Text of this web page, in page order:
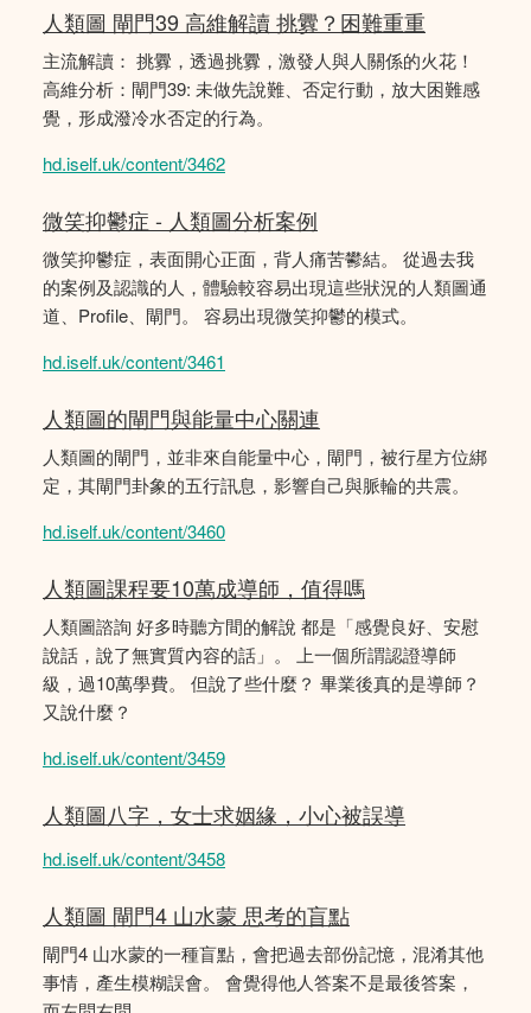
人類圖 閘門39 高維解讀 挑釁？困難重重
主流解讀： 挑釁，透過挑釁，激發人與人關係的火花！
高維分析：閘門39: 未做先說難、否定行動，放大困難感
覺，形成潑冷水否定的行為。
hd.iself.uk/content/3462
微笑抑鬱症 - 人類圖分析案例
微笑抑鬱症，表面開心正面，背人痛苦鬰結。 從過去我
的案例及認識的人，體驗較容易出現這些狀況的人類圖通
道、Profile、閘門。 容易出現微笑抑鬱的模式。
hd.iself.uk/content/3461
人類圖的閘門與能量中心關連
人類圖的閘門，並非來自能量中心，閘門，被行星方位綁
定，其閘門卦象的五行訊息，影響自己與脈輪的共震。
hd.iself.uk/content/3460
人類圖課程要10萬成導師，值得嗎
人類圖諮詢 好多時聽方間的解說 都是「感覺良好、安慰
說話，說了無實質內容的話」。 上一個所謂認證導師
級，過10萬學費。 但說了些什麼？ 畢業後真的是導師？
又說什麼？
hd.iself.uk/content/3459
人類圖八字，女士求姻緣，小心被誤導
hd.iself.uk/content/3458
人類圖 閘門4 山水蒙 思考的盲點
閘門4 山水蒙的一種盲點，會把過去部份記憶，混淆其他
事情，產生模糊誤會。 會覺得他人答案不是最後答案，